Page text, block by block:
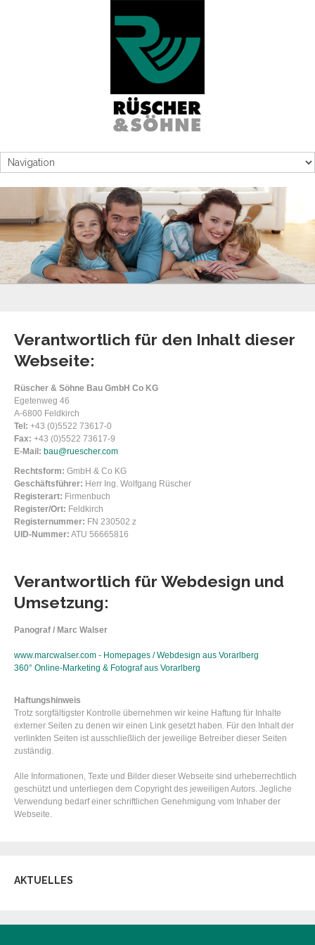
Verantwortlich für den Inhalt dieser
Webseite:
Rüscher & Söhne Bau GmbH Co KG
Egetenweg 46
A-6800 Feldkirch
Tel: +43 (0)5522 73617-0
Fax: +43 (0)5522 73617-9
E-Mail: bau@ruescher.com
Rechtsform: GmbH & Co KG
Geschäftsführer: Herr Ing. Wolfgang Rüscher
Registerart: Firmenbuch
Register/Ort: Feldkirch
Registernummer: FN 230502 z
UID-Nummer: ATU 56665816
Verantwortlich für Webdesign und
Umsetzung:
Panograf / Marc Walser
www.marcwalser.com - Homepages / Webdesign aus Vorarlberg
360° Online-Marketing & Fotograf aus Vorarlberg
Haftungshinweis
Trotz sorgfältigster Kontrolle übernehmen wir keine Haftung für Inhalte
externer Seiten zu denen wir einen Link gesetzt haben. Für den Inhalt der
verlinkten Seiten ist ausschließlich der jeweilige Betreiber dieser Seiten
zuständig.
Alle Informationen, Texte und Bilder dieser Webseite sind urheberrechtlich
geschützt und unterliegen dem Copyright des jeweiligen Autors. Jegliche
Verwendung bedarf einer schriftlichen Genehmigung vom Inhaber der
Webseite.
AKTUELLES